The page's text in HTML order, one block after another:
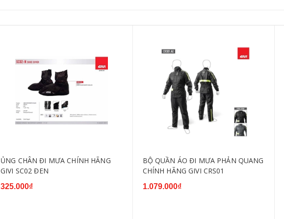
ỦNG CHÂN ĐI MƯA CHÍNH HÃNG
GIVI SC02 ĐEN
325.000₫
BỘ QUẦN ÁO ĐI MƯA PHẢN QUANG
CHÍNH HÃNG GIVI CRS01
1.079.000₫